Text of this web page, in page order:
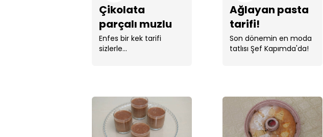
Çikolata
parçalı muzlu
kek tarifi!
Enfes bir kek tarifi
sizlerle...
Ağlayan pasta
tarifi!
Son dönemin en moda
tatlısı Şef Kapımda'da!